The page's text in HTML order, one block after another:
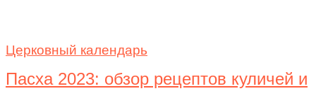
Церковный календарь
Пасха 2023: обзор рецептов куличей и